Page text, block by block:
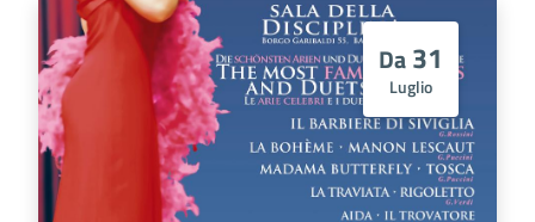
Da31
Luglio